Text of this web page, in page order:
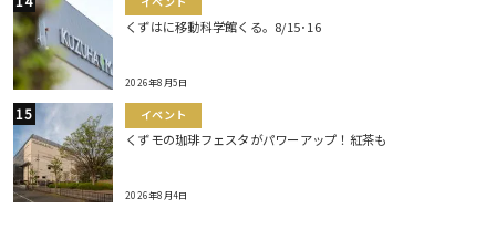
くずはに移動科学館くる。8/15･16
2026年8月5日
イベント
くずモの珈琲フェスタがパワーアップ！紅茶も
2026年8月4日